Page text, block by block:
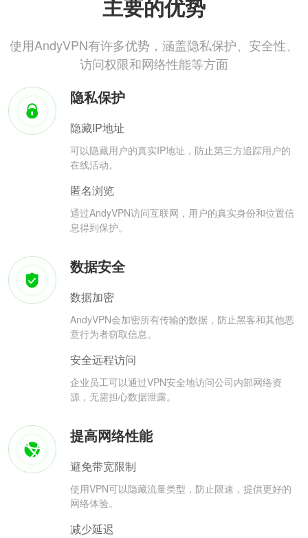
主要的优势
使用AndyVPN有许多优势，涵盖隐私保护、安全性、
访问权限和网络性能等方面
隐私保护
隐藏IP地址
可以隐藏用户的真实IP地址，防止第三方追踪用户的
在线活动。
匿名浏览
通过AndyVPN访问互联网，用户的真实身份和位置信
息得到保护。
数据安全
数据加密
AndyVPN会加密所有传输的数据，防止黑客和其他恶
意行为者窃取信息。
安全远程访问
企业员工可以通过VPN安全地访问公司内部网络资
源，无需担心数据泄露。
提高网络性能
避免带宽限制
使用VPN可以隐藏流量类型，防止限速，提供更好的
网络体验。
减少延迟